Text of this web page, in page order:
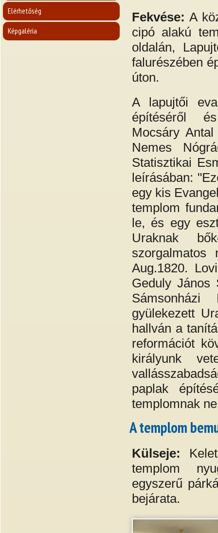
Elérhetőség
Képgaléria
Fekvése: A
cipó alakú
oldalán,
falurészében
úton.
A lapujtői
építéséről
Mocsáry
Nemes
Statisztikai
leírásában:
egy kis
templom
le, és egy
Uraknak
Aug.1820.
Geduly
gyülekezett
hallván a
reformációt
királyunk
paplak
templomnak
A templom
Külseje:
templom
egyszerű
bejárata.